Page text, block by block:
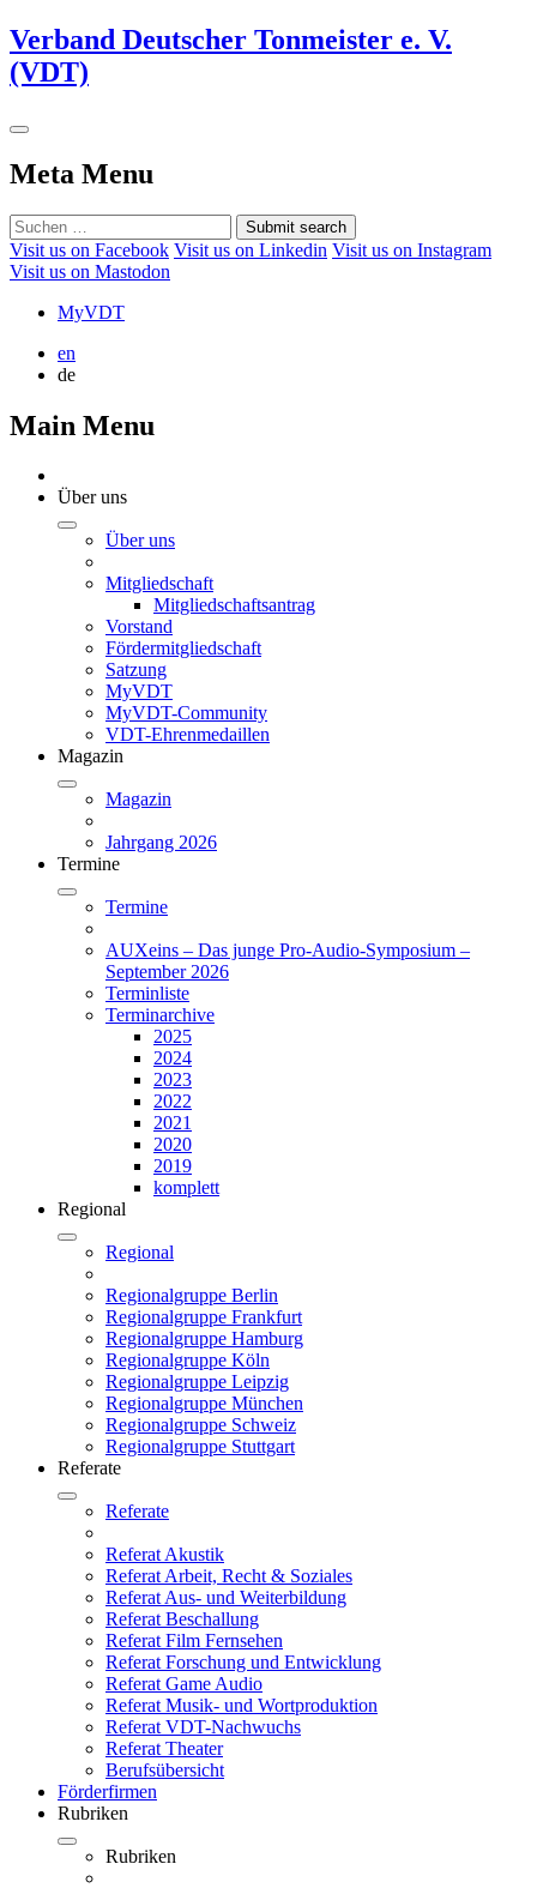
Verband Deutscher Tonmeister e. V.
(VDT)
Meta Menu
Submit search
Visit us on Facebook Visit us on Linkedin Visit us on Instagram
Visit us on Mastodon
MyVDT
en
de
Main Menu
Über uns
Über uns
Mitgliedschaft
Mitgliedschaftsantrag
Vorstand
Fördermitgliedschaft
Satzung
MyVDT
MyVDT-Community
VDT-Ehrenmedaillen
Magazin
Magazin
Jahrgang 2026
Termine
Termine
AUXeins – Das junge Pro-Audio-Symposium –
September 2026
Terminliste
Terminarchive
2025
2024
2023
2022
2021
2020
2019
komplett
Regional
Regional
Regionalgruppe Berlin
Regionalgruppe Frankfurt
Regionalgruppe Hamburg
Regionalgruppe Köln
Regionalgruppe Leipzig
Regionalgruppe München
Regionalgruppe Schweiz
Regionalgruppe Stuttgart
Referate
Referate
Referat Akustik
Referat Arbeit, Recht & Soziales
Referat Aus- und Weiterbildung
Referat Beschallung
Referat Film Fernsehen
Referat Forschung und Entwicklung
Referat Game Audio
Referat Musik- und Wortproduktion
Referat VDT-Nachwuchs
Referat Theater
Berufsübersicht
Förderfirmen
Rubriken
Rubriken